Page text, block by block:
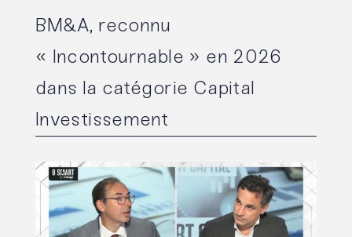
BM&A, reconnu
« Incontournable » en 2026
dans la catégorie Capital
Investissement
Lire l'article